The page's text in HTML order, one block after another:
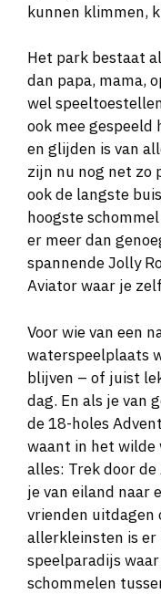
kunnen klimmen,
Het park bestaat
dan papa, mama,
wel
ook mee gespeeld
en glijden is van
zijn nu nog net zo
ook de langste
hoogste
er meer dan
spannende Jolly
Aviator waar je
Voor wie van een
waterspeelplaats
blijven – of juist
dag. En als je van
de 18-holes
waant in het wilde
alles: Trek door
je van eiland naar
vrienden uitdagen
allerkleinsten is er
speelparadijs
schommelen